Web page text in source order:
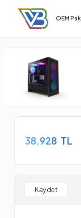
OEM
38.928 TL
Kaydet